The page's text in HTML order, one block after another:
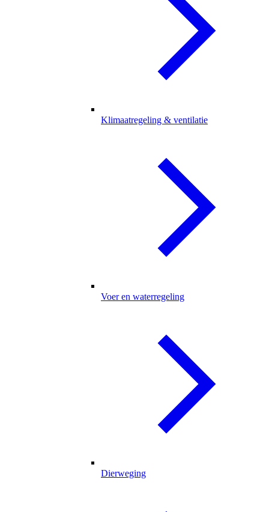
Klimaatregeling & ventilatie
Voer en waterregeling
Dierweging